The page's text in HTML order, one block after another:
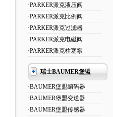
·PARKER派克液压阀
·PARKER派克比例阀
·PARKER派克过滤器
·PARKER派克电磁阀
·PARKER派克柱塞泵
瑞士BAUMER堡盟
·BAUMER堡盟编码器
·BAUMER堡盟变送器
·BAUMER堡盟传感器